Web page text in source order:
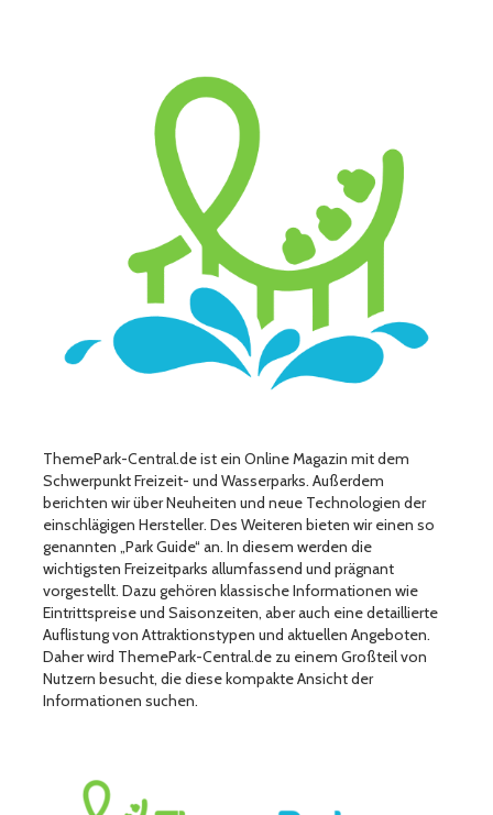
ThemePark-Central.de ist ein Online Magazin mit dem
Schwerpunkt Freizeit- und Wasserparks. Außerdem
berichten wir über Neuheiten und neue Technologien der
einschlägigen Hersteller. Des Weiteren bieten wir einen so
genannten „Park Guide“ an. In diesem werden die
wichtigsten Freizeitparks allumfassend und prägnant
vorgestellt. Dazu gehören klassische Informationen wie
Eintrittspreise und Saisonzeiten, aber auch eine detaillierte
Auflistung von Attraktionstypen und aktuellen Angeboten.
Daher wird ThemePark-Central.de zu einem Großteil von
Nutzern besucht, die diese kompakte Ansicht der
Informationen suchen.